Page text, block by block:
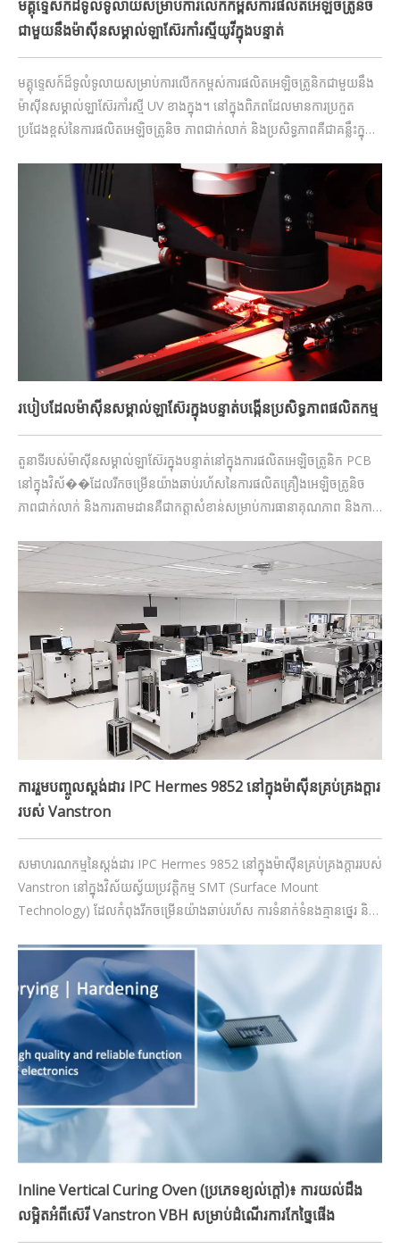
មគ្គុទ្ទេសក៍ដ៏ទូលំទូលាយសម្រាប់ការលើកកម្ពស់ការផលិតអេឡិចត្រូនិច
ជាមួយនឹងម៉ាស៊ីនសម្គាល់ឡាស៊ែរកាំរស្មីយូវីក្នុងបន្ទាត់
មគ្គុទ្ទេសក៍ដ៏ទូលំទូលាយសម្រាប់ការលើកកម្ពស់ការផលិតអេឡិចត្រូនិកជាមួយនឹង
ម៉ាស៊ីនសម្គាល់ឡាស៊ែរកាំរស្មី UV ខាងក្នុង។ នៅក្នុងពិភពដែលមានការប្រកួត
ប្រជែងខ្ពស់នៃការផលិតអេឡិចត្រូនិច ភាពជាក់លាក់ និងប្រសិទ្ធភាពគឺជាគន្លឹះក្នុង
បានលេចចេញជាការផ្លាស់ប្តូរហ្គេម
របៀប​ដែល​ម៉ាស៊ីន​សម្គាល់​ឡាស៊ែរ​ក្នុង​បន្ទាត់​បង្កើន​ប្រសិទ្ធភាព​ផលិតកម្ម
តួនាទីរបស់ម៉ាស៊ីនសម្គាល់ឡាស៊ែរក្នុងបន្ទាត់នៅក្នុងការផលិតអេឡិចត្រូនិក PCB
នៅក្នុងវិស័��ដែលរីកចម្រើនយ៉ាងឆាប់រហ័សនៃការផលិតគ្រឿងអេឡិចត្រូនិច
ភាពជាក់លាក់ និងការតាមដានគឺជាកត្តាសំខាន់សម្រាប់ការធានាគុណភាព និងការ
ដែលមិនអាចខ្វះបាននៅក្នុងរោងចក្រផលិ�
ការរួមបញ្ចូលស្តង់ដារ IPC Hermes 9852 នៅក្នុងម៉ាស៊ីនគ្រប់គ្រងក្តារ
របស់ Vanstron
សមាហរណកម្មនៃស្តង់ដារ IPC Hermes 9852 នៅក្នុងម៉ាស៊ីនគ្រប់គ្រងក្តាររបស់
Vanstron នៅក្នុងវិស័យស្វ័យប្រវត្តិកម្ម SMT (Surface Mount
Technology) ដែលកំពុងរីកចម្រើនយ៉ាងឆាប់រហ័ស ការទំនាក់ទំនងគ្មានថ្នេរ និង
ដំណើរការផលិតកម្ម។ Vanstron ដែលជាអ្នកដឹកនាំនៅក្នុង SMT automat
Inline Vertical Curing Oven (ប្រភេទខ្យល់ក្តៅ)៖ ការយល់ដឹង
លម្អិតអំពីស៊េរី Vanstron VBH សម្រាប់ដំណើរការកែច្នៃផើង